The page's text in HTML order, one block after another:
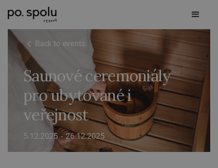
Back to events
Saunové ceremoniály
pro ubytované i
veřejnost
5.12.2025 - 26.12.2025